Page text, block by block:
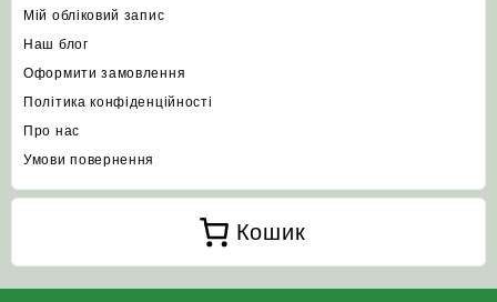
Мій обліковий запис
Наш блог
Оформити замовлення
Політика конфіденційності
Про нас
Умови повернення
Кошик